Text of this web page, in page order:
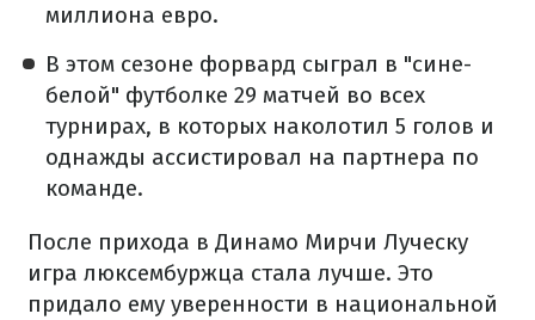
миллиона евро.
В этом сезоне форвард сыграл в "сине-
белой" футболке 29 матчей во всех
турнирах, в которых наколотил 5 голов и
однажды ассистировал на партнера по
команде.
После прихода в Динамо Мирчи Луческу
игра люксембуржца стала лучше. Это
придало ему уверенности в национальной